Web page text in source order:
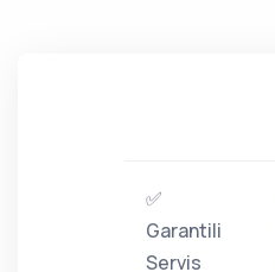
✅
Garantili
Servis